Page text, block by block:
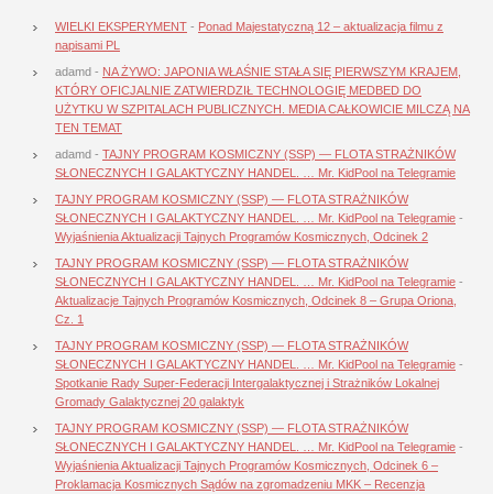
WIELKI EKSPERYMENT - Ponad Majestatyczną 12 – aktualizacja filmu z
napisami PL
adamd - NA ŻYWO: JAPONIA WŁAŚNIE STAŁA SIĘ PIERWSZYM KRAJEM,
KTÓRY OFICJALNIE ZATWIERDZIŁ TECHNOLOGIĘ MEDBED DO
UŻYTKU W SZPITALACH PUBLICZNYCH. MEDIA CAŁKOWICIE MILCZĄ NA
TEN TEMAT
adamd - TAJNY PROGRAM KOSMICZNY (SSP) — FLOTA STRAŻNIKÓW
SŁONECZNYCH I GALAKTYCZNY HANDEL. … Mr. KidPool na Telegramie
TAJNY PROGRAM KOSMICZNY (SSP) — FLOTA STRAŻNIKÓW
SŁONECZNYCH I GALAKTYCZNY HANDEL. … Mr. KidPool na Telegramie -
Wyjaśnienia Aktualizacji Tajnych Programów Kosmicznych, Odcinek 2
TAJNY PROGRAM KOSMICZNY (SSP) — FLOTA STRAŻNIKÓW
SŁONECZNYCH I GALAKTYCZNY HANDEL. … Mr. KidPool na Telegramie -
Aktualizacje Tajnych Programów Kosmicznych, Odcinek 8 – Grupa Oriona,
Cz. 1
TAJNY PROGRAM KOSMICZNY (SSP) — FLOTA STRAŻNIKÓW
SŁONECZNYCH I GALAKTYCZNY HANDEL. … Mr. KidPool na Telegramie -
Spotkanie Rady Super-Federacji Intergalaktycznej i Strażników Lokalnej
Gromady Galaktycznej 20 galaktyk
TAJNY PROGRAM KOSMICZNY (SSP) — FLOTA STRAŻNIKÓW
SŁONECZNYCH I GALAKTYCZNY HANDEL. … Mr. KidPool na Telegramie -
Wyjaśnienia Aktualizacji Tajnych Programów Kosmicznych, Odcinek 6 –
Proklamacja Kosmicznych Sądów na zgromadzeniu MKK – Recenzja